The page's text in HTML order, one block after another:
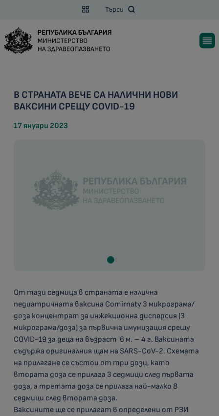
Търси
В СТРАНАТА ВЕЧЕ СА НАЛИЧНИ НОВИ
ВАКСИНИ СРЕЩУ COVID-19
17 януари 2023
От тази седмица в страната е налична
педиатричната ваксина Comirnaty 3 микрограма/
доза концентрат за инжекционна дисперсия (3
микрограма/доза) за първична имунизация срещу
COVID-19 за деца на възраст 6 м. – 4 г. Ваксината
съдържа оригиналния щам на SARS-CoV-2. Схемата
на прилагане се състои от три дози, като
втората доза се прилага 3 седмици след първата
доза, а третата доза се прилага най-малко 8
седмици след втората доза.
Ваксините ще се прилагат в определени от РЗИ